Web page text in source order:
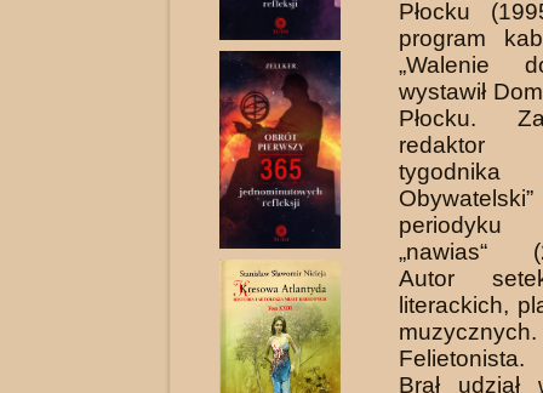
Płocku
program
„Walenie
wystawił
Płocku.
redaktor
periodyku
„nawias“
Autor
literackich,
muzycznych.
Felietonista.
Brał udział